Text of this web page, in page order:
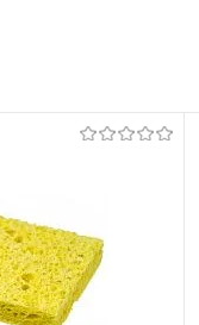
Недоступно